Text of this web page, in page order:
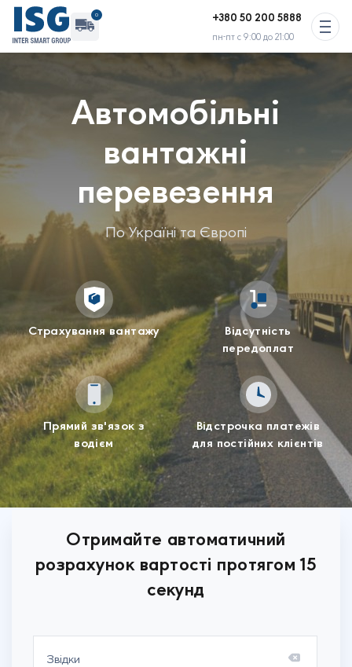
0 +380 50 200 5888
пн-пт с 9:00 до 21:00
Вільного транспорту : 2 авто
Активних перевезень зараз немає
Автомобільні
вантажні
перевезення
По Україні та Європі
Страхування вантажу
Відсутність
передоплат
Прямий зв'язок з
водієм
Відстрочка платежів
для постійних клієнтів
Отримайте автоматичний
розрахунок вартості протягом 15
секунд